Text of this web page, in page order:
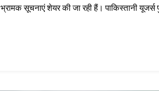
सूचनाएं शेयर की जा रही हैं। पाकिस्तानी